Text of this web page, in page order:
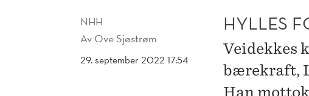
NHH
Av Ove Sjøstrøm
29. september 2022 17:54
HYLLES
Veidekkes
bærekraft,
Han